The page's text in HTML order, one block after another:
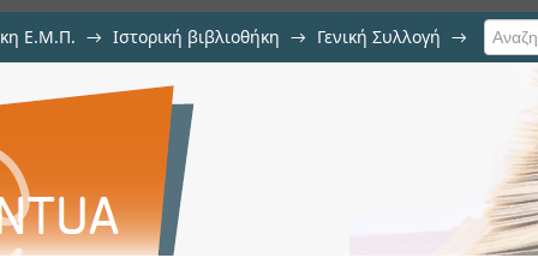
Ε.Μ.Π. → Ιστορική βιβλιοθήκη → Γενική Συλλογή →
και τεχνικών έργων, Μέρος